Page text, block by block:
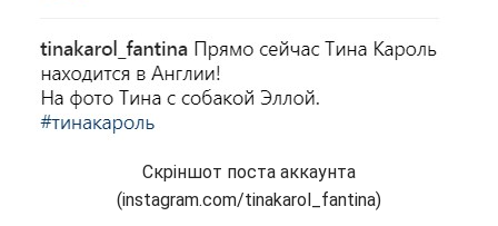
Скріншот поста аккаунта
(instagram.com/tinakarol_fantina)